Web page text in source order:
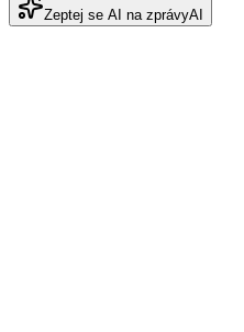
Zeptej se AI na zprávyAI